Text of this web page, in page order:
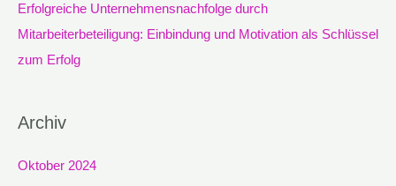
Erfolgreiche Unternehmensnachfolge durch
Mitarbeiterbeteiligung: Einbindung und Motivation als Schlüssel
zum Erfolg
Archiv
Oktober 2024